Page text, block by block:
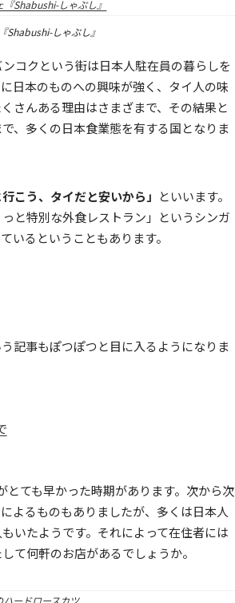
Shabushi-しゃぶし』
コクという街は日本人駐在員の暮らしを
日本のものへの興味が強く、タイ人の味
さんある理由はさまざまで、その結果と
、多くの日本食業態を有する国となりま
行こう、タイだと安いから」 といいます。
と特別な外食レストラン」というシンガ
いるということもあります。
記事もぽつぽつと目に入るようになりま
ても早かった時期があります。次から次
よるものもありましたが、多くは日本人
いたようです。それによって在住者には
て何軒のお店があるでしょうか。